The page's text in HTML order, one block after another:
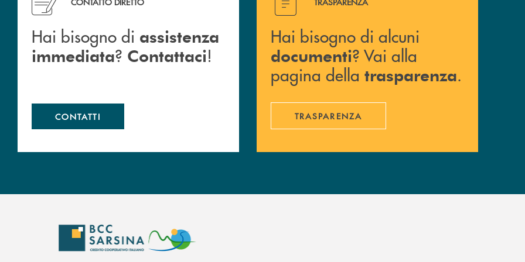
Hai bisogno di assistenza
immediata? Contattaci!
CONTATTI
Hai bisogno di alcuni
documenti? Vai alla
pagina della trasparenza.
TRASPARENZA